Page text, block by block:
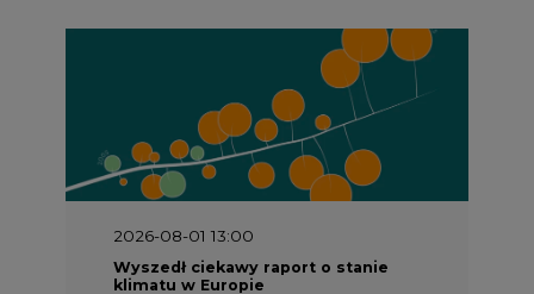
2026-08-01 13:00
Wyszedł ciekawy raport o stanie
klimatu w Europie